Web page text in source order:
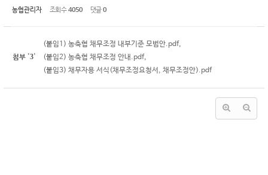
농협관리자 조회 수4050 댓글0
첨부 '3'
(붙임1) 농축협 채무조정 내부기준 모범안.pdf,
(붙임2) 농축협 채무조정 안내.pdf,
(붙임3) 채무자용 서식(채무조정요청서, 채무조정안).pdf